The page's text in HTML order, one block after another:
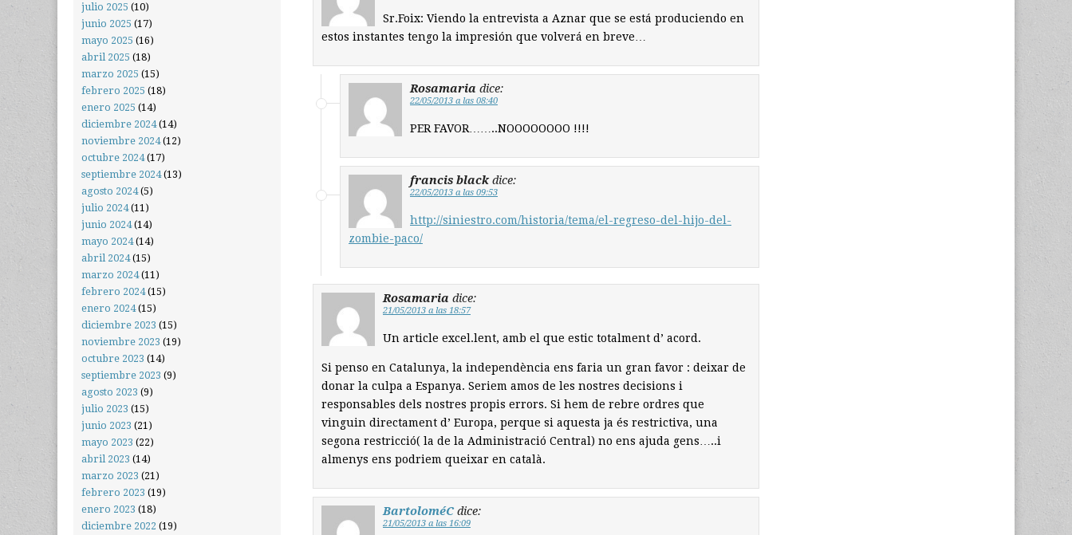
Sr.Foix: Viendo la entrevista a Aznar que se está produciendo en
estos instantes tengo la impresión que volverá en breve…
Rosamaria dice:
22/05/2013 a las 08:40
PER FAVOR……..NOOOOOOOO !!!!
francis black dice:
22/05/2013 a las 09:53
http://siniestro.com/historia/tema/el-regreso-del-hijo-del-
zombie-paco/
Rosamaria dice:
21/05/2013 a las 18:57
Un article excel.lent, amb el que estic totalment d’ acord.
Si penso en Catalunya, la independència ens faria un gran favor : deixar de
donar la culpa a Espanya. Seriem amos de les nostres decisions i
responsables dels nostres propis errors. Si hem de rebre ordres que
vinguin directament d’ Europa, perque si aquesta ja és restrictiva, una
segona restricció( la de la Administració Central) no ens ajuda gens…..i
almenys ens podriem queixar en català.
BartoloméC dice:
21/05/2013 a las 16:09
julio 2025 (10)
junio 2025 (17)
mayo 2025 (16)
abril 2025 (18)
marzo 2025 (15)
febrero 2025 (18)
enero 2025 (14)
diciembre 2024(14)
noviembre 2024(12)
octubre 2024(17)
septiembre 2024(13)
agosto 2024(5)
julio 2024(11)
junio 2024(14)
mayo 2024(14)
abril 2024(15)
marzo 2024(11)
febrero 2024(15)
enero 2024(15)
diciembre 2023 (15)
noviembre 2023 (19)
octubre 2023 (14)
septiembre 2023 (9)
agosto 2023 (9)
julio 2023 (15)
junio 2023 (21)
mayo 2023 (22)
abril 2023 (14)
marzo 2023 (21)
febrero 2023 (19)
enero 2023 (18)
diciembre 2022 (19)